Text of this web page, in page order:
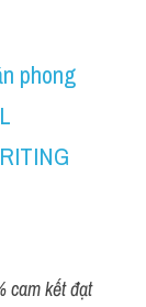
phong
cam kết đạt